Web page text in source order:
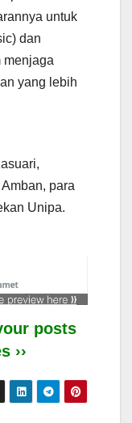
untuk
dan
menjaga
yang lebih
para
Unipa.
posts
››